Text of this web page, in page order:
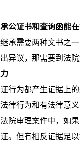
公证书和查询函能
需要两种文书之一
异议，那需要到法
为都产生证据上的
行为和有法律意义
院审理案件中，如
。但有相反证据足以